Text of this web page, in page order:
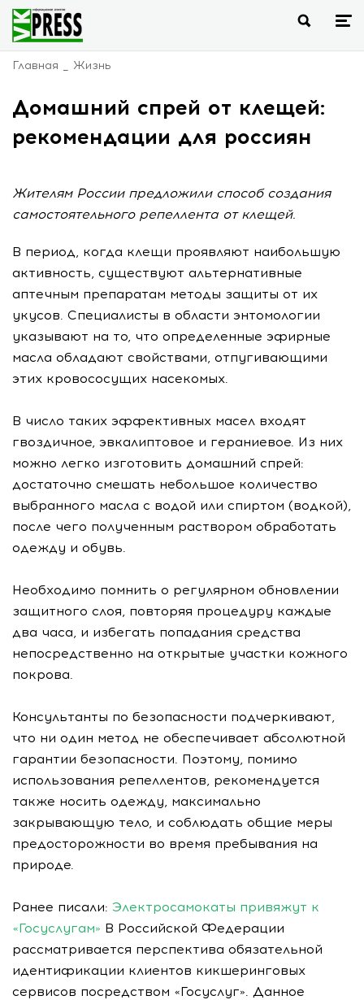
Главная Жизнь
Домашний спрей от клещей:
рекомендации для россиян
Жителям России предложили способ создания
самостоятельного репеллента от клещей.
В период, когда клещи проявляют наибольшую
активность, существуют альтернативные
аптечным препаратам методы защиты от их
укусов. Специалисты в области энтомологии
указывают на то, что определенные эфирные
масла обладают свойствами, отпугивающими
этих кровососущих насекомых.
В число таких эффективных масел входят
гвоздичное, эвкалиптовое и гераниевое. Из них
можно легко изготовить домашний спрей:
достаточно смешать небольшое количество
выбранного масла с водой или спиртом (водкой),
после чего полученным раствором обработать
одежду и обувь.
Необходимо помнить о регулярном обновлении
защитного слоя, повторяя процедуру каждые
два часа, и избегать попадания средства
непосредственно на открытые участки кожного
покрова.
Консультанты по безопасности подчеркивают,
что ни один метод не обеспечивает абсолютной
гарантии безопасности. Поэтому, помимо
использования репеллентов, рекомендуется
также носить одежду, максимально
закрывающую тело, и соблюдать общие меры
предосторожности во время пребывания на
природе.
Ранее писали: Электросамокаты привяжут к
«Госуслугам» В Российской Федерации
рассматривается перспектива обязательной
идентификации клиентов кикшеринговых
сервисов посредством «Госуслуг». Данное